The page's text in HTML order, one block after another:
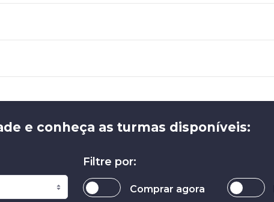
e conheça as turmas disponíveis:
Filtre por:
Comprar agora